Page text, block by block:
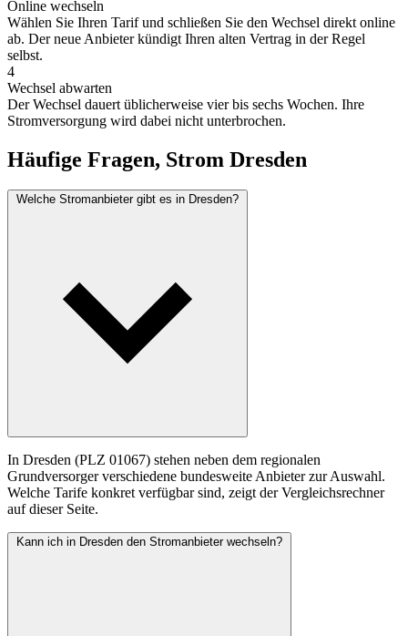
Online wechseln
Wählen Sie Ihren Tarif und schließen Sie den Wechsel direkt online
ab. Der neue Anbieter kündigt Ihren alten Vertrag in der Regel
selbst.
4
Wechsel abwarten
Der Wechsel dauert üblicherweise vier bis sechs Wochen. Ihre
Stromversorgung wird dabei nicht unterbrochen.
Häufige Fragen, Strom Dresden
Welche Stromanbieter gibt es in Dresden?
In Dresden (PLZ 01067) stehen neben dem regionalen
Grundversorger verschiedene bundesweite Anbieter zur Auswahl.
Welche Tarife konkret verfügbar sind, zeigt der Vergleichsrechner
auf dieser Seite.
Kann ich in Dresden den Stromanbieter wechseln?